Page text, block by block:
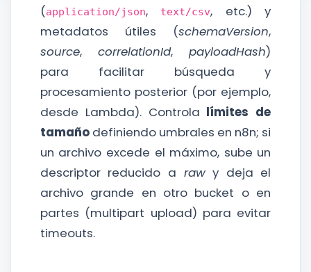
(application/json, text/csv, etc.) y
metadatos útiles (schemaVersion,
source, correlationId,payloadHash)
para facilitar búsqueda y
procesamiento posterior (por ejemplo,
desde Lambda). Controla límites de
tamañodefiniendo umbrales en n8n; si
un archivo excede el máximo, sube un
descriptor reducido a rawy deja el
archivo grande en otro bucket o en
partes (multipart upload) para evitar
timeouts.